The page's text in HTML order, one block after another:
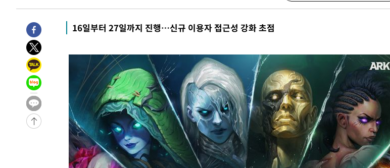
-10666초 전 >[속보]장은수, KLPGA 제주삼다수 역전 우승…데뷔 10년 차에 첫
-6031초 전 >
"얼마나 더웠으면"…안동 물길공원서 헤엄친 구렁이 '소동'
-5958초 전 >
손흥민, 68분 뛰고 2경기 침묵…LAFC, 톨루카에 1-0 승리(종합)
-5230초 전 >
-3982초 전 >
이강인, 오늘 서울서 AT마드리드 입단식…'전례 없는 특급대우'
2시간 전 >
'여긴 20도, 저긴 50도'…열화상 카메라로 본 폭염 저감시설 '온도차'
2시간 전 >
콜롬비아 신임 우파 대통령 취임 하루만에 차량폭탄 폭발 사건
-32292초 전 >
'AT마드리드 7번' 이강인, 맨시티 상대로 비공식 데뷔전
-31794초 전 >
[속보]'AT마드리드 7번' 이강인, 맨시티 상대로 비공식 데뷔전
네타냐후, 트럼프의 가자 평화 2차 15개조 평화안 '거부'
이강인 ATM 입단식에 '상암벌 들썩'…"세계적인 선수 되길"
태풍 돌핀, 중 저장성 타이저우시 해안에 상륙 (1보)
16일부터 27일까지 진행…신규 이용자 접근성 강화 초점